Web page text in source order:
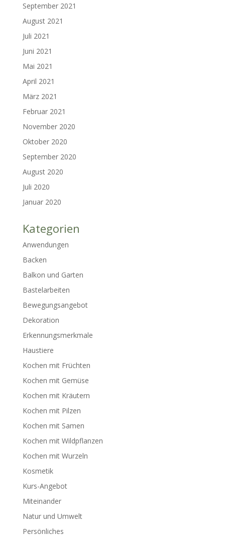
September 2021
August 2021
Juli 2021
Juni 2021
Mai 2021
April 2021
März 2021
Februar 2021
November 2020
Oktober 2020
September 2020
August 2020
Juli 2020
Januar 2020
Kategorien
Anwendungen
Backen
Balkon und Garten
Bastelarbeiten
Bewegungsangebot
Dekoration
Erkennungsmerkmale
Haustiere
Kochen mit Früchten
Kochen mit Gemüse
Kochen mit Kräutern
Kochen mit Pilzen
Kochen mit Samen
Kochen mit Wildpflanzen
Kochen mit Wurzeln
Kosmetik
Kurs-Angebot
Miteinander
Natur und Umwelt
Persönliches